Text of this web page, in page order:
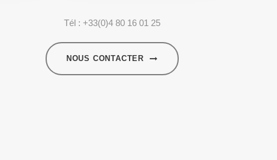
Tél : +33(0)4 80 16 01 25
NOUS CONTACTER